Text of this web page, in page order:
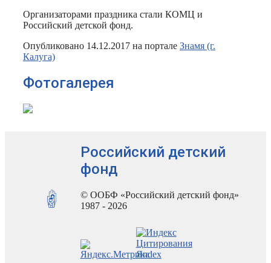
Организаторами праздника стали КОМЦ и
Российский детской фонд.
Опубликовано 14.12.2017 на портале Знамя (г.
Калуга)
Фотогалерея
Российский детский
фонд
© ООБФ «Российский детский фонд»
1987 - 2026